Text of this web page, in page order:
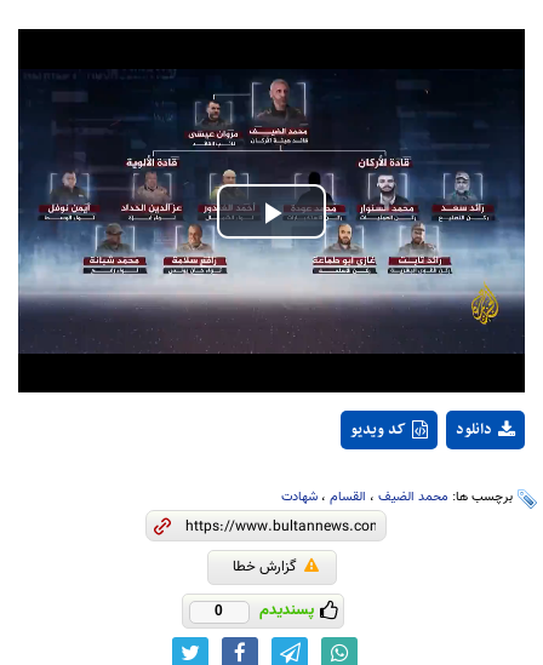
Play
Video
کد ویدیو دانلود
برچسب ها: محمد الضیف ، القسام ، شهادت
گزارش خطا
پسندیدم 0